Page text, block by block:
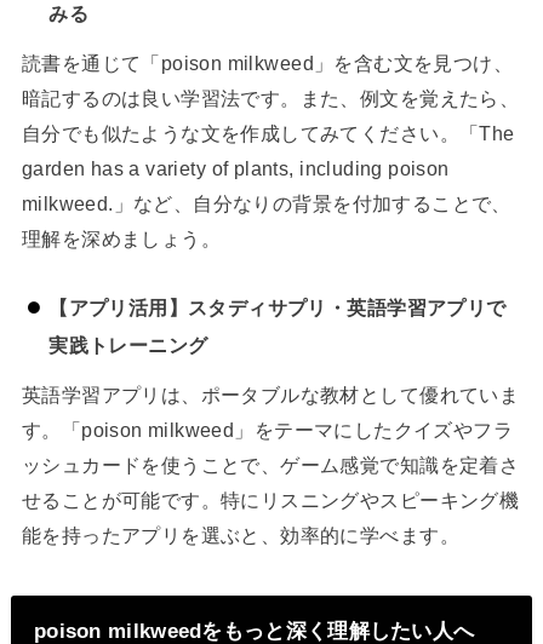
みる
読書を通じて「poison milkweed」を含む文を見つけ、
暗記するのは良い学習法です。また、例文を覚えたら、
自分でも似たような文を作成してみてください。「The
garden has a variety of plants, including poison
milkweed.」など、自分なりの背景を付加することで、
理解を深めましょう。
【アプリ活用】スタディサプリ・英語学習アプリで
実践トレーニング
英語学習アプリは、ポータブルな教材として優れていま
す。「poison milkweed」をテーマにしたクイズやフラ
ッシュカードを使うことで、ゲーム感覚で知識を定着さ
せることが可能です。特にリスニングやスピーキング機
能を持ったアプリを選ぶと、効率的に学べます。
poison milkweedをもっと深く理解したい人へ